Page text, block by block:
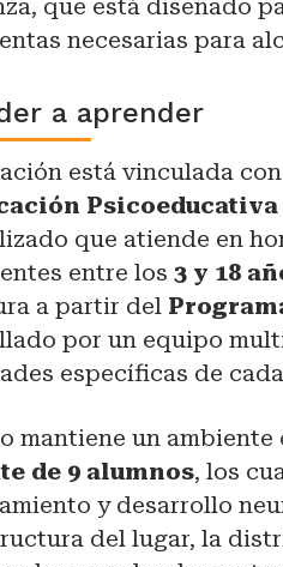
que está diseñado
necesarias para
a aprender
está vinculada
Psicoeducativa
que atiende en
entre los3 y 18
a partir del
por un equipo
específicas de
mantiene un
de 9 alumnos, los
y desarrollo
del lugar, la